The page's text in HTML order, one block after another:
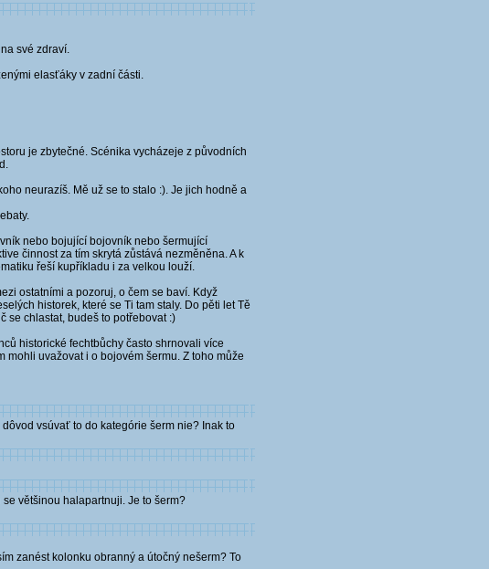
své zdraví.
elasťáky v zadní části.
je zbytečné. Scénika vycházeje z původních
neurazíš. Mě už se to stalo :). Je jich hodně a
nebo bojující bojovník nebo šermující
činnost za tím skrytá zůstává nezměněna. A k
řeší kupříkladu i za velkou louží.
ostatními a pozoruj, o čem se baví. Když
historek, které se Ti tam staly. Do pěti let Tě
se chlastat, budeš to potřebovat :)
historické fechtbůchy často shrnovali více
uvažovat i o bojovém šermu. Z toho může
vsúvať to do kategórie šerm nie? Inak to
většinou halapartnuji. Je to šerm?
zanést kolonku obranný a útočný nešerm? To